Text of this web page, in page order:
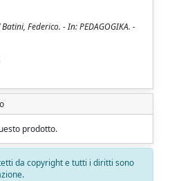
Federico. - In: PEDAGOGIKA. -
prodotto.
da copyright e tutti i diritti sono